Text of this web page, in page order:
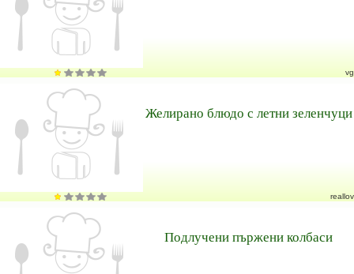
vg
Желирано блюдо с летни зеленчуци
reallov
Подлучени пържени колбаси